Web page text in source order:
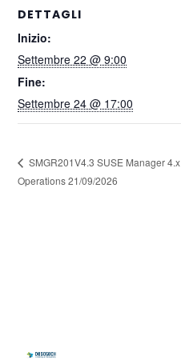
DETTAGLI
Inizio:
Settembre 22 @ 9:00
Fine:
Settembre 24 @ 17:00
SMGR201V4.3 SUSE Manager 4.x
Operations 21/09/2026